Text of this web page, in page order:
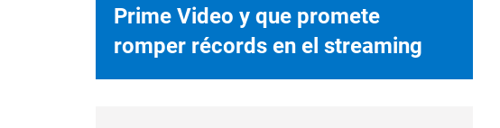
Prime Video y que promete
romper récords en el streaming